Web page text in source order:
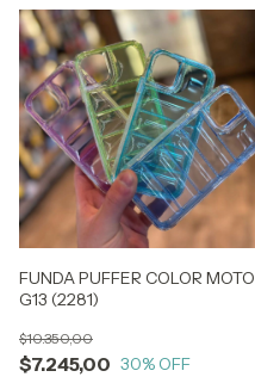
FUNDA PUFFER COLOR MOTO
G13 (2281)
$7.245,00
$10.350,00
30% OFF